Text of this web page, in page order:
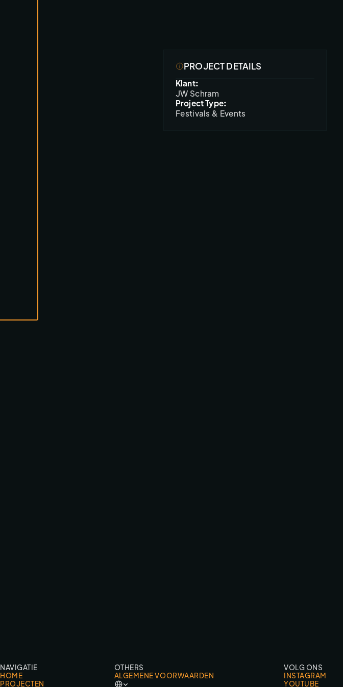
PROJECT DETAILS
Klant:
JW Schram
Project Type:
Festivals & Events
NAVIGATIE
HOME
PROJECTEN
OTHERS
ALGEMENE VOORWAARDEN
Select Language
VOLG ONS
INSTAGRAM
YOUTUBE